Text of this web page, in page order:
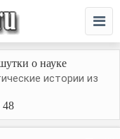
о науке
истории из